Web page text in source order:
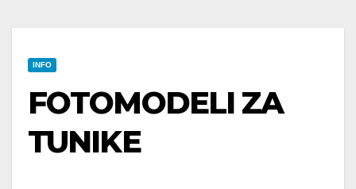
INFO
FOTOMODELI ZA
TUNIKE